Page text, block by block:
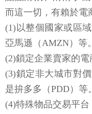
而這一切，有賴於電
(1)以整個國家或區
亞馬遜（AMZN）等。
(2)鎖定企業賣家的電
(3)鎖定非大城市對
是拚多多（PDD）等。
(4)特殊物品交易平台